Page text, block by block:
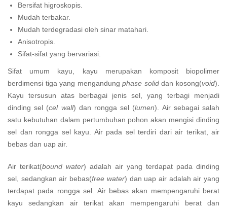
Bersifat higroskopis.
Mudah terbakar.
Mudah terdegradasi oleh sinar matahari.
Anisotropis.
Sifat-sifat yang bervariasi.
Sifat umum kayu, kayu merupakan komposit biopolimer
berdimensi tiga yang mengandungphase soliddan kosong(void).
Kayu tersusun atas berbagai jenis sel, yang terbagi menjadi
dinding sel (cel wall) dan rongga sel (lumen). Air sebagai salah
satu kebutuhan dalam pertumbuhan pohon akan mengisi dinding
sel dan rongga sel kayu. Air pada sel terdiri dari air terikat, air
bebas dan uap air.
Air terikat(bound water) adalah air yang terdapat pada dinding
sel, sedangkan air bebas(free water) dan uap air adalah air yang
terdapat pada rongga sel. Air bebas akan mempengaruhi berat
kayu sedangkan air terikat akan mempengaruhi berat dan